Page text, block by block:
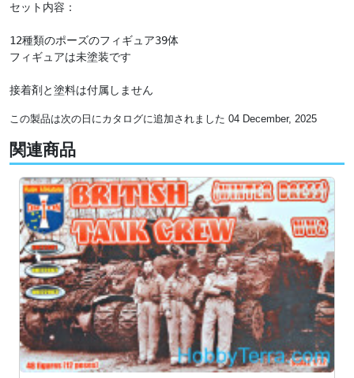
セット内容：
12種類のポーズのフィギュア39体
フィギュアは未塗装です
接着剤と塗料は付属しません
この製品は次の日にカタログに追加されました 04 December, 2025
関連商品